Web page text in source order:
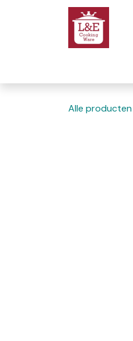
Overslaan naar inhoud
Alle producten